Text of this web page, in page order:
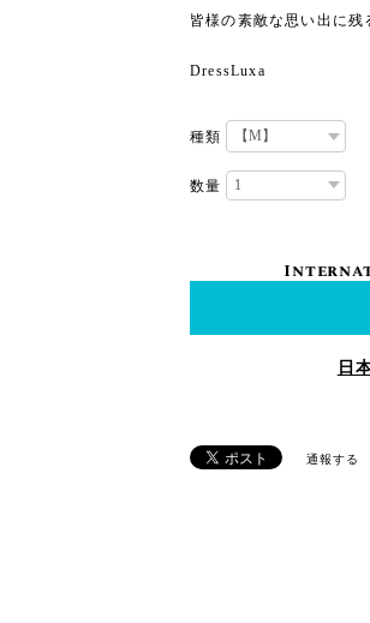
皆様の素敵な思い出に残
DressLuxa
種類
数量
日
通報する